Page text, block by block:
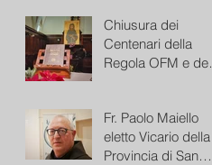
Chiusura dei
Centenari della
Regola OFM e del
Fr. Paolo Maiello
eletto Vicario della
Provincia di San